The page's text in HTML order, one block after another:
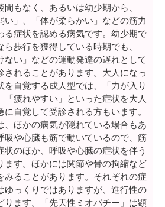
間もなく、あるいは幼少期から、
い」、「体が柔らかい」などの筋力
る症状を認める病気です。幼少期で
ら歩行を獲得している時期でも、
ない」などの運動発達の遅れとして
されることがあります。大人になっ
を自覚する成人型では、「力が入り
「疲れやすい」といった症状を大人
に自覚して受診される方もいます。
、ほかの病気が隠れている場合もあ
吸や心臓も筋で動いているので、筋
状のほか、呼吸や心臓の症状を伴う
ます。ほかには関節や骨の拘縮など
みることがあります。それぞれの症
ゆっくりではありますが、進行性の
ります。「先天性ミオパチー」は顕